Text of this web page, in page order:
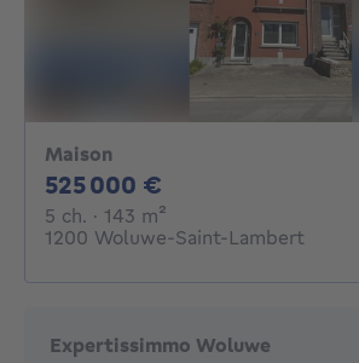
Maison
525 000 €
5 ch. 5 chambres
· 143 m²
1200 Woluwe-Saint-Lambert
Expertissimmo Woluwe